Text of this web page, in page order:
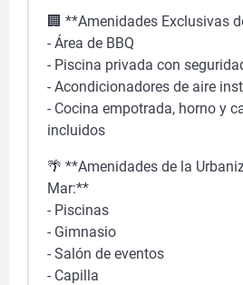
🏢 **Amenidades Exclusivas
- Área de BBQ
- Piscina privada con
- Acondicionadores de aire
- Cocina empotrada, horno y
incluidos
🌴 **Amenidades de la
Mar:**
- Piscinas
- Gimnasio
- Salón de eventos
- Capilla